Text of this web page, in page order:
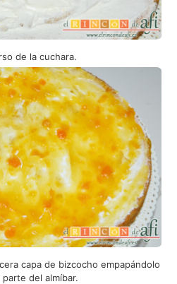
de la cuchara.
capa de bizcocho empapándolo
del almíbar.